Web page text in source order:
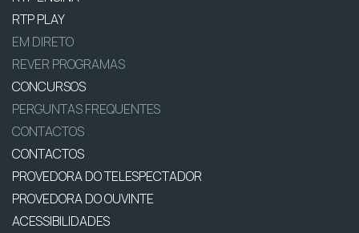
RTP PLAY
EM DIRETO
REVER PROGRAMAS
CONCURSOS
PERGUNTAS FREQUENTES
CONTACTOS
CONTACTOS
PROVEDORA DO TELESPECTADOR
PROVEDORA DO OUVINTE
ACESSIBILIDADES